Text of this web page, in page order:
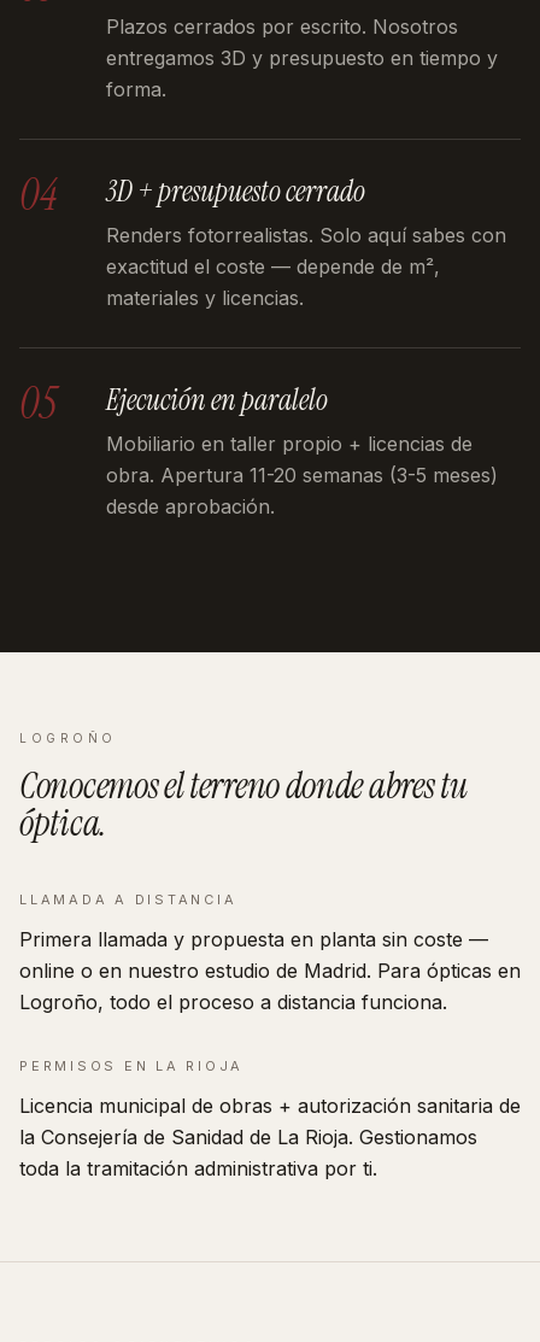
Plazos cerrados por escrito. Nosotros
entregamos 3D y presupuesto en tiempo y
forma.
04 3D + presupuesto cerrado
Renders fotorrealistas. Solo aquí sabes con
exactitud el coste — depende de m²,
materiales y licencias.
05 Ejecución en paralelo
Mobiliario en taller propio + licencias de
obra. Apertura 11-20 semanas (3-5 meses)
desde aprobación.
LOGROÑO
Conocemos el terreno donde abres tu
óptica.
LLAMADA A DISTANCIA
Primera llamada y propuesta en planta sin coste —
online o en nuestro estudio de Madrid. Para ópticas en
Logroño, todo el proceso a distancia funciona.
PERMISOS EN LA RIOJA
Licencia municipal de obras + autorización sanitaria de
la Consejería de Sanidad de La Rioja. Gestionamos
toda la tramitación administrativa por ti.